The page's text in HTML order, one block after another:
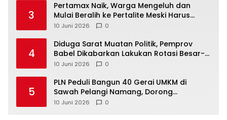
3
‎Pertamax Naik, Warga Mengeluh dan
Mulai Beralih ke Pertalite Meski Harus
10 Juni 2026 0
4
‎Diduga Sarat Muatan Politik, Pemprov
Babel Dikabarkan Lakukan Rotasi Besar-
10 Juni 2026 0
5
‎PLN Peduli Bangun 40 Gerai UMKM di
Sawah Pelangi Namang, Dorong
10 Juni 2026 0